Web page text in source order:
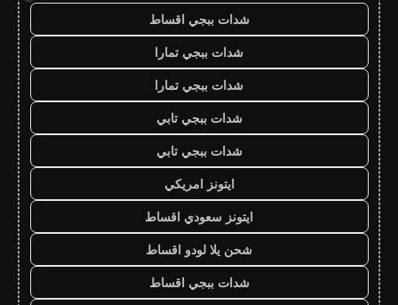
شدات ببجي اقساط
شدات ببجي تمارا
شدات ببجي تمارا
شدات ببجي تابي
شدات ببجي تابي
ايتونز امريكي
ايتونز سعودي اقساط
شحن يلا لودو اقساط
شدات ببجي اقساط